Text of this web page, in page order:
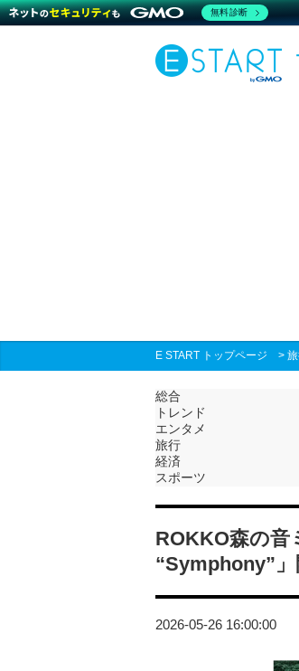
E START トップページ >
総合
トレンド
エンタメ
旅行
経済
スポーツ
ROKKO森の音
“Symphony”
2026-05-26 16:00:00
無料診断